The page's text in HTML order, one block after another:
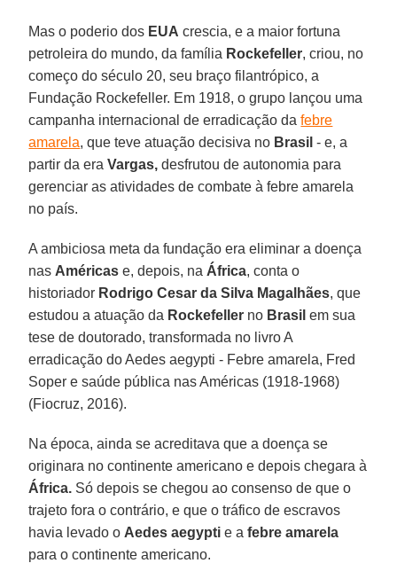
Mas o poderio dos EUA crescia, e a maior fortuna
petroleira do mundo, da família Rockefeller, criou, no
começo do século 20, seu braço filantrópico, a
Fundação Rockefeller. Em 1918, o grupo lançou uma
campanha internacional de erradicação dafebre
amarela, que teve atuação decisiva no Brasil - e, a
partir da eraVargas, desfrutou de autonomia para
gerenciar as atividades de combate à febre amarela
no país.
A ambiciosa meta da fundação era eliminar a doença
nas Américas e, depois, na África, conta o
historiador Rodrigo Cesar da Silva Magalhães, que
estudou a atuação da Rockefeller no Brasil em sua
tese de doutorado, transformada no livro A
erradicação do Aedes aegypti - Febre amarela, Fred
Soper e saúde pública nas Américas (1918-1968)
(Fiocruz, 2016).
Na época, ainda se acreditava que a doença se
originara no continente americano e depois chegara à
África. Só depois se chegou ao consenso de que o
trajeto fora o contrário, e que o tráfico de escravos
havia levado o Aedes aegypti e afebre amarela
para o continente americano.